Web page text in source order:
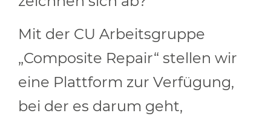
Mit der CU Arbeitsgruppe
„Composite Repair“ stellen wir
eine Plattform zur Verfügung,
bei der es darum geht,